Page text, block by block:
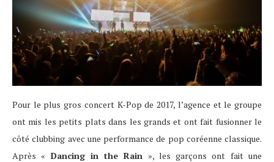
Pour le plus gros concert K-Pop de 2017, l’agence et le groupe
ont mis les petits plats dans les grands et ont fait fusionner le
côté clubbing avec une performance de pop coréenne classique.
Après « Dancing in the Rain », les garçons ont fait une